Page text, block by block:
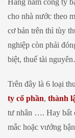
cho nhà nước theo
cơ bản trên thì tùy
nghiệp còn phải
biệt, thuế tài
Trên đây là 6 loại
ty cổ phần, thành
tư nhân …. Hay bất
mắc hoặc vướng